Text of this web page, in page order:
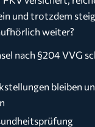
und trotzdem
weiter?
nach §204 VVG
bleiben